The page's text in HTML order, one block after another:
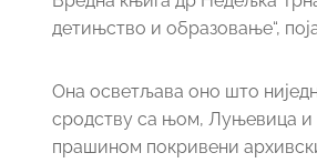
детињство и образовање“,
Она осветљава оно што
сродству са њом, Луњевица и
прашином покривени